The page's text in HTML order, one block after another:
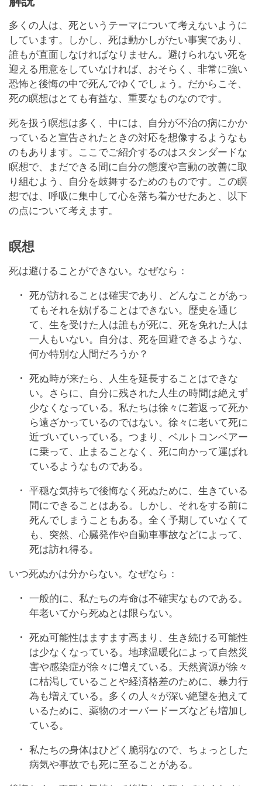
多くの人は、死というテーマについて考えないように
しています。しかし、死は動かしがたい事実であり、
誰もが直面しなければなりません。避けられない死を
迎える用意をしていなければ、おそらく、非常に強い
恐怖と後悔の中で死んでゆくでしょう。だからこそ、
死の瞑想はとても有益な、重要なものなのです。
死を扱う瞑想は多く、中には、自分が不治の病にかか
っていると宣告されたときの対応を想像するようなも
のもあります。ここでご紹介するのはスタンダードな
瞑想で、まだできる間に自分の態度や言動の改善に取
り組むよう、自分を鼓舞するためのものです。この瞑
想では、呼吸に集中して心を落ち着かせたあと、以下
の点について考えます。
瞑想
死は避けることができない。なぜなら：
死が訪れることは確実であり、どんなことがあっ
てもそれを妨げることはできない。歴史を通じ
て、生を受けた人は誰もが死に、死を免れた人は
一人もいない。自分は、死を回避できるような、
何か特別な人間だろうか？
死ぬ時が来たら、人生を延長することはできな
い。さらに、自分に残された人生の時間は絶えず
少なくなっている。私たちは徐々に若返って死か
ら遠ざかっているのではない。徐々に老いて死に
近づいていっている。つまり、ベルトコンベアー
に乗って、止まることなく、死に向かって運ばれ
ているようなものである。
平穏な気持ちで後悔なく死ぬために、生きている
間にできることはある。しかし、それをする前に
死んでしまうこともある。全く予期していなくて
も、突然、心臓発作や自動車事故などによって、
死は訪れ得る。
いつ死ぬかは分からない。なぜなら：
一般的に、私たちの寿命は不確実なものである。
年老いてから死ぬとは限らない。
死ぬ可能性はますます高まり、生き続ける可能性
は少なくなっている。地球温暖化によって自然災
害や感染症が徐々に増えている。天然資源が徐々
に枯渇していることや経済格差のために、暴力行
為も増えている。多くの人々が深い絶望を抱えて
いるために、薬物のオーバードーズなども増加し
ている。
私たちの身体はひどく脆弱なので、ちょっとした
病気や事故でも死に至ることがある。